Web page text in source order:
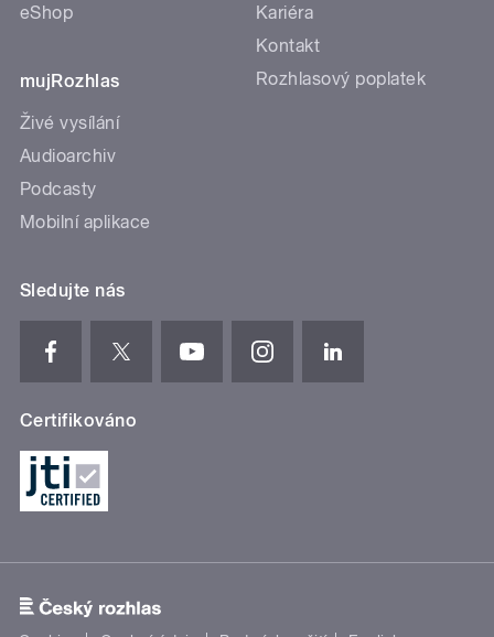
eShop
mujRozhlas
Živé vysílání
Audioarchiv
Podcasty
Mobilní aplikace
Kariéra
Kontakt
Rozhlasový poplatek
Sledujte nás
Certifikováno